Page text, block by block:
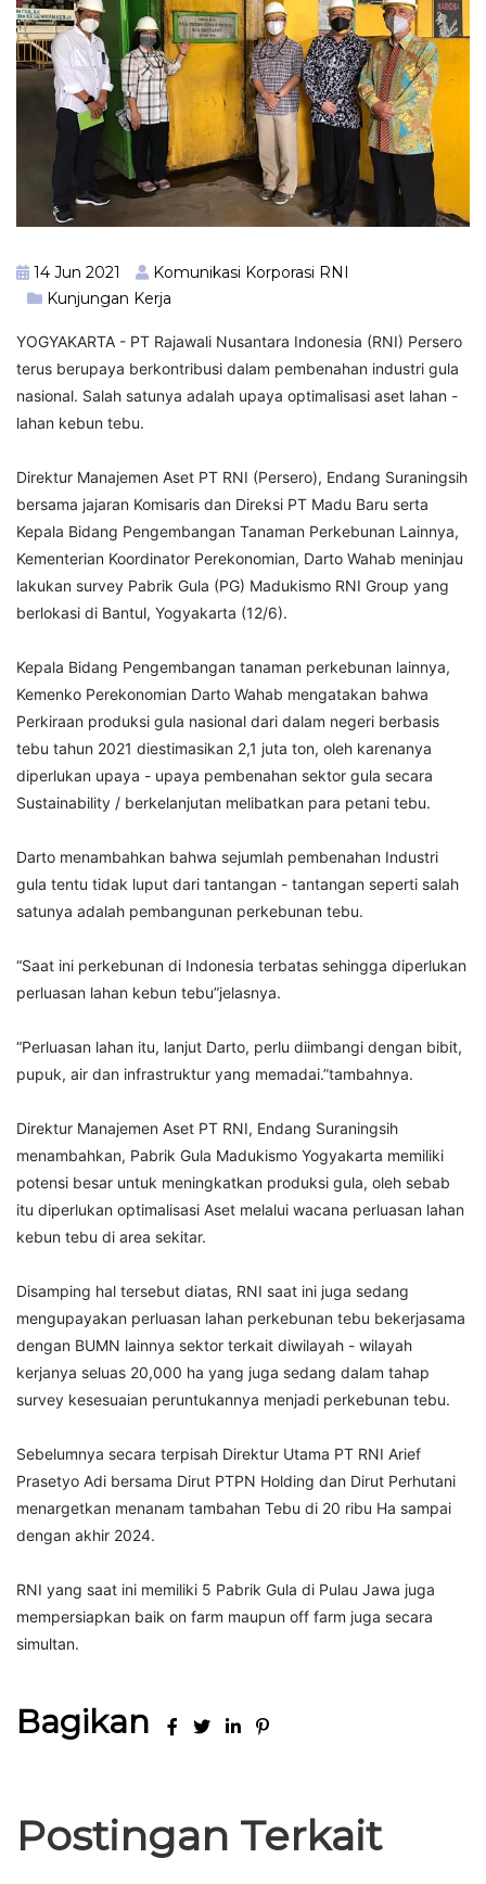
14 Jun 2021
Komunikasi Korporasi RNI
Kunjungan Kerja
YOGYAKARTA - PT Rajawali Nusantara Indonesia (RNI) Persero
terus berupaya berkontribusi dalam pembenahan industri gula
nasional. Salah satunya adalah upaya optimalisasi aset lahan -
lahan kebun tebu.
Direktur Manajemen Aset PT RNI (Persero), Endang Suraningsih
bersama jajaran Komisaris dan Direksi PT Madu Baru serta
Kepala Bidang Pengembangan Tanaman Perkebunan Lainnya,
Kementerian Koordinator Perekonomian, Darto Wahab meninjau
lakukan survey Pabrik Gula (PG) Madukismo RNI Group yang
berlokasi di Bantul, Yogyakarta (12/6).
Kepala Bidang Pengembangan tanaman perkebunan lainnya,
Kemenko Perekonomian Darto Wahab mengatakan bahwa
Perkiraan produksi gula nasional dari dalam negeri berbasis
tebu tahun 2021 diestimasikan 2,1 juta ton, oleh karenanya
diperlukan upaya - upaya pembenahan sektor gula secara
Sustainability / berkelanjutan melibatkan para petani tebu.
Darto menambahkan bahwa sejumlah pembenahan Industri
gula tentu tidak luput dari tantangan - tantangan seperti salah
satunya adalah pembangunan perkebunan tebu.
“Saat ini perkebunan di Indonesia terbatas sehingga diperlukan
perluasan lahan kebun tebu”jelasnya.
“Perluasan lahan itu, lanjut Darto, perlu diimbangi dengan bibit,
pupuk, air dan infrastruktur yang memadai.”tambahnya.
Direktur Manajemen Aset PT RNI, Endang Suraningsih
menambahkan, Pabrik Gula Madukismo Yogyakarta memiliki
potensi besar untuk meningkatkan produksi gula, oleh sebab
itu diperlukan optimalisasi Aset melalui wacana perluasan lahan
kebun tebu di area sekitar.
Disamping hal tersebut diatas, RNI saat ini juga sedang
mengupayakan perluasan lahan perkebunan tebu bekerjasama
dengan BUMN lainnya sektor terkait diwilayah - wilayah
kerjanya seluas 20,000 ha yang juga sedang dalam tahap
survey kesesuaian peruntukannya menjadi perkebunan tebu.
Sebelumnya secara terpisah Direktur Utama PT RNI Arief
Prasetyo Adi bersama Dirut PTPN Holding dan Dirut Perhutani
menargetkan menanam tambahan Tebu di 20 ribu Ha sampai
dengan akhir 2024.
RNI yang saat ini memiliki 5 Pabrik Gula di Pulau Jawa juga
mempersiapkan baik on farm maupun off farm juga secara
simultan.
Bagikan
Postingan Terkait